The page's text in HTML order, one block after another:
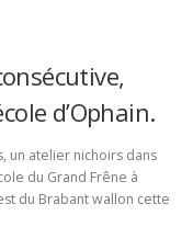
d’Ophain.
un atelier nichoirs dans
du Grand Frêne à
du Brabant wallon cette